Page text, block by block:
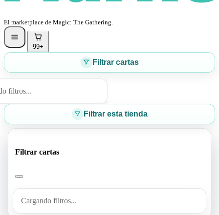
El marketplace de Magic: The Gathering.
99+
Filtrar cartas
filtros...
Filtrar esta tienda
Filtrar cartas
Cargando filtros...